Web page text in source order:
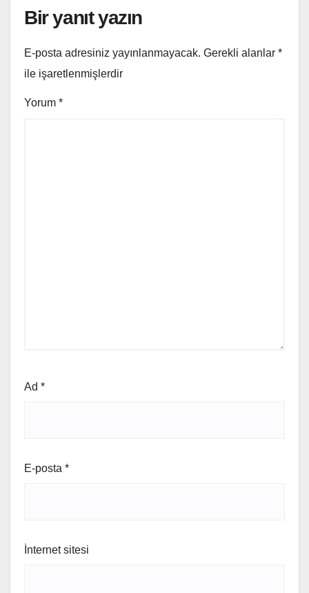
Bir yanıt yazın
E-posta adresiniz yayınlanmayacak. Gerekli alanlar *
ile işaretlenmişlerdir
Yorum *
Ad *
E-posta *
İnternet sitesi